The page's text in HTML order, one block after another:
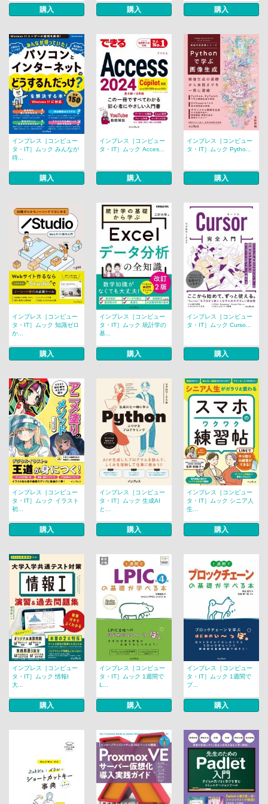
購入 購入 購入
インプレス［コンピュー
タ・IT］ムック みんなが
待...
購入
インプレス［コンピュー
タ・IT］ムック Acces...
購入
インプレス［コンピュー
タ・IT］ムック Pytho...
購入
インプレス［コンピュー
タ・IT］ムック 知識ゼロ
か...
購入
インプレス［コンピュー
タ・IT］ムック 統計学の
基...
購入
インプレス［コンピュー
タ・IT］ムック Curso...
購入
インプレス［コンピュー
タ・IT］ムック イラスト
初...
購入
インプレス［コンピュー
タ・IT］ムック 生成AI
と...
購入
インプレス［コンピュー
タ・IT］ムック シニア人
生...
購入
インプレス［コンピュー
タ・IT］ムック 情報I
大...
購入
インプレス［コンピュー
タ・IT］ムック 1週間で
L...
購入
インプレス［コンピュー
タ・IT］ムック 1週間で
ブ...
購入